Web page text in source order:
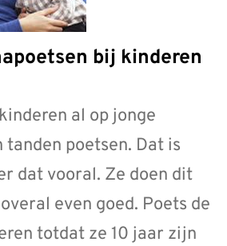
bij kinderen
al op jonge
poetsen. Dat is
dat vooral. Ze doen dit
even goed. Poets de
totdat ze 10 jaar zijn